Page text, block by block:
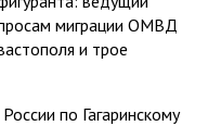
миграции ОМВД
и трое
по Гагаринскому